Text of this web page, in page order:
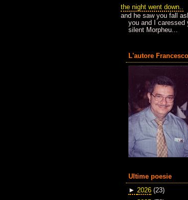
the night went down..
and he saw you fall
you and I caressed
silent Morpheu...
L'autore
Ultime poesie
► 2026 (23)